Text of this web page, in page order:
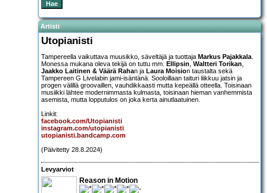
Artisti
Utopianisti
Tampereella vaikuttava muusikko, säveltäjä ja tuottaja Markus Pajakkala
Monessa mukana oleva tekijä on tuttu mm. Ellipsin Waltteri Torikan
Jaakko Laitinen & Väärä Rahan ja Laura Moision taustalta sekä
Tampereen G Livelabin jami-isäntänä. Sooloillaan taituri liikkuu jatsin ja
progen välillä groovaillen, vauhdikkaasti mutta kepeällä otteella. Toisinaan
musiikki lähtee modernimmasta kulmasta, toisinaan hieman vanhemmista
asemista, mutta lopputulos on joka kerta ainutlaatuinen.
Linkit:
facebook.com/Utopianisti
instagram.com/utopianisti
utopianisti.bandcamp.com
(Päivitetty 28.8.2024)
Levyarviot
Reason in Motion